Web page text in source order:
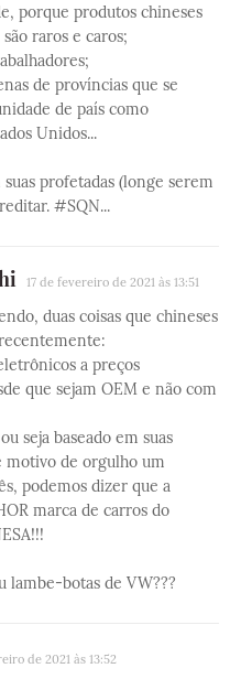
porque produtos chineses
raros e caros;
de províncias que se
de país como
Unidos...
profetadas (longe serem
#SQN...
17 de fevereiro de 2021 às 13:51
duas coisas que chineses
a preços
que sejam OEM e não com
seja baseado em suas
motivo de orgulho um
podemos dizer que a
marca de carros do
lambe-botas de VW???
de 2021 às 13:52